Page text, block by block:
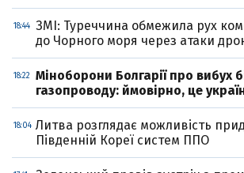
18:44 ЗМІ: Туреччина обмежила рух
до Чорного моря через атаки
18:22
Міноборони Болгарії про вибух
газопроводу: ймовірно, це
18:04 Литва розглядає можливість
Південній Кореї систем ППО